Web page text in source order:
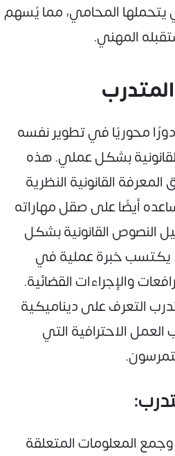
يتحملها المحامي، مما يُسهم
المهني.
محوريًا في تطوير نفسه
بشكل عملي. هذه
القانونية النظرية
أيضًا على صقل مهاراته
النصوص القانونية بشكل
يكتسب خبرة عملية في
والإجراءات القضائية.
التعرف على ديناميكية
العمل الاحترافية التي
وجمع المعلومات المتعلقة